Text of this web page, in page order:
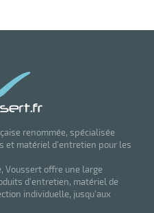
renommée, spécialisée
et matériel d'entretien pour les
Voussert offre une large
d'entretien, matériel de
individuelle, jusqu'aux